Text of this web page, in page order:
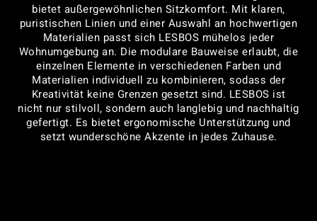
bietet außergewöhnlichen Sitzkomfort. Mit klaren,
puristischen Linien und einer Auswahl an hochwertigen
Materialien passt sich LESBOS mühelos jeder
Wohnumgebung an. Die modulare Bauweise erlaubt, die
einzelnen Elemente in verschiedenen Farben und
Materialien individuell zu kombinieren, sodass der
Kreativität keine Grenzen gesetzt sind. LESBOS ist
nicht nur stilvoll, sondern auch langlebig und nachhaltig
gefertigt. Es bietet ergonomische Unterstützung und
setzt wunderschöne Akzente in jedes Zuhause.